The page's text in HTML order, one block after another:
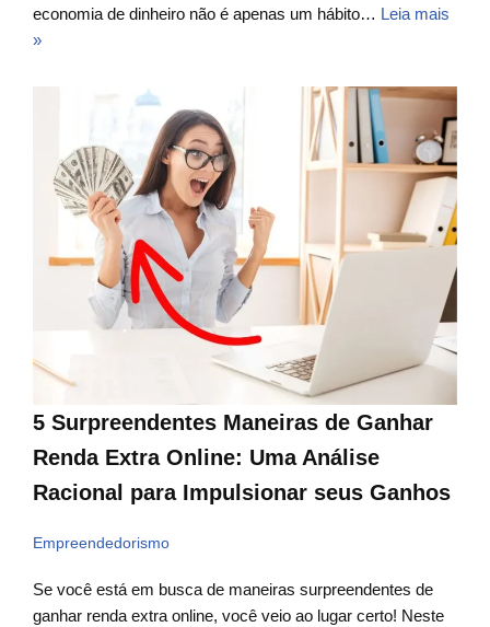
economia de dinheiro não é apenas um hábito… Leia mais
»
5 Surpreendentes Maneiras de Ganhar
Renda Extra Online: Uma Análise
Racional para Impulsionar seus Ganhos
Empreendedorismo
Se você está em busca de maneiras surpreendentes de
ganhar renda extra online, você veio ao lugar certo! Neste